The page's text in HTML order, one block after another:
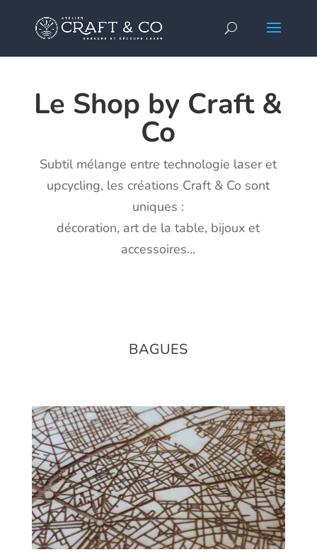
Le Shop by Craft &
Co
Subtil mélange entre technologie laser et
upcycling, les créations Craft & Co sont
uniques :
décoration, art de la table, bijoux et
accessoires…
BAGUES